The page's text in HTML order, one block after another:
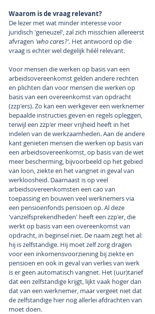
Waarom is de vraag relevant?
De lezer met wat minder interesse voor
juridisch 'geneuzel', zal zich misschien allereerst
afvragen 'who cares?'. Het antwoord op die
vraag is echter wel degelijk héél relevant.
Voor mensen die werken op basis van een
arbeidsovereenkomst gelden andere rechten
en plichten dan voor mensen die werken op
basis van een overeenkomst van opdracht
(zzp'ers). Zo kan een werkgever een werknemer
bepaalde instructies geven en regels opleggen,
terwijl een zzp'er meer vrijheid heeft in het
indelen van de werkzaamheden. Aan de andere
kant genieten mensen die werken op basis van
een arbeidsovereenkomst, op basis van de wet
meer bescherming, bijvoorbeeld op het gebied
van loon, ziekte en het vangnet in geval van
werkloosheid. Daarnaast is op veel
arbeidsovereenkomsten een cao van
toepassing en bouwen veel werknemers via
een pensioenfonds pensioen op. Al deze
'vanzelfsprekendheden' heeft een zzp'er, die
werkt op basis van een overeenkomst van
opdracht, in beginsel niet. De naam zegt het al:
hij is zelfstandige. Hij moet zelf zorg dragen
voor een inkomensvoorziening bij ziekte en
pensioen en ook in geval van verlies van werk
is er geen automatisch vangnet. Het (uur)tarief
dat een zelfstandige krijgt, lijkt vaak hoger dan
dat van een werknemer, maar vergeet niet dat
de zelfstandige hier nog allerlei afdrachten van
moet doen.